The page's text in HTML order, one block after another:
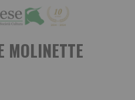
MOLINETTE